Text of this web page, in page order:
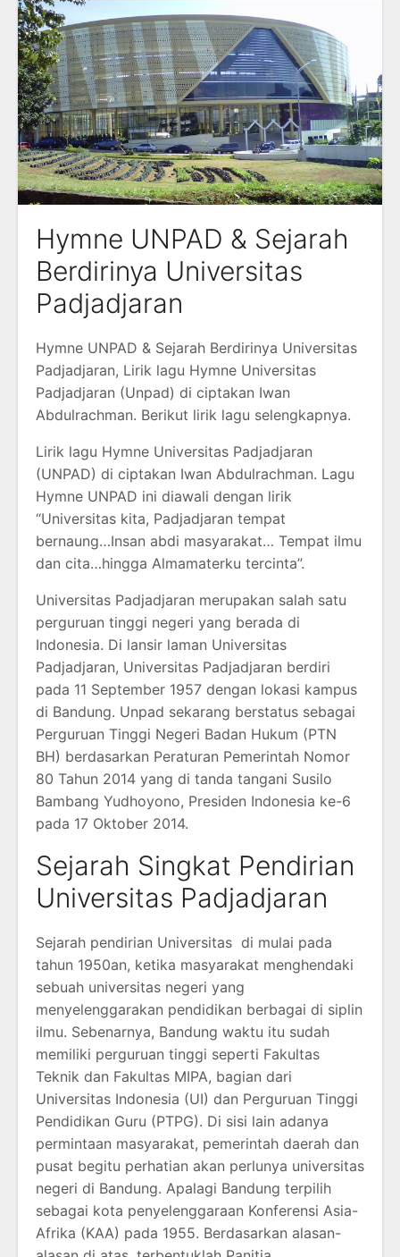
Hymne UNPAD & Sejarah
Berdirinya Universitas
Padjadjaran
Hymne UNPAD & Sejarah Berdirinya Universitas
Padjadjaran, Lirik lagu Hymne Universitas
Padjadjaran (Unpad) di ciptakan Iwan
Abdulrachman. Berikut lirik lagu selengkapnya.
Lirik lagu Hymne Universitas Padjadjaran
(UNPAD) di ciptakan Iwan Abdulrachman. Lagu
Hymne UNPAD ini diawali dengan lirik
“Universitas kita, Padjadjaran tempat
bernaung…Insan abdi masyarakat… Tempat ilmu
dan cita…hingga Almamaterku tercinta”.
Universitas Padjadjaran merupakan salah satu
perguruan tinggi negeri yang berada di
Indonesia. Di lansir laman Universitas
Padjadjaran, Universitas Padjadjaran berdiri
pada 11 September 1957 dengan lokasi kampus
di Bandung. Unpad sekarang berstatus sebagai
Perguruan Tinggi Negeri Badan Hukum (PTN
BH) berdasarkan Peraturan Pemerintah Nomor
80 Tahun 2014 yang di tanda tangani Susilo
Bambang Yudhoyono, Presiden Indonesia ke-6
pada 17 Oktober 2014.
Sejarah Singkat Pendirian
Universitas Padjadjaran
Sejarah pendirian Universitas di mulai pada
tahun 1950an, ketika masyarakat menghendaki
sebuah universitas negeri yang
menyelenggarakan pendidikan berbagai di siplin
ilmu. Sebenarnya, Bandung waktu itu sudah
memiliki perguruan tinggi seperti Fakultas
Teknik dan Fakultas MIPA, bagian dari
Universitas Indonesia (UI) dan Perguruan Tinggi
Pendidikan Guru (PTPG). Di sisi lain adanya
permintaan masyarakat, pemerintah daerah dan
pusat begitu perhatian akan perlunya universitas
negeri di Bandung. Apalagi Bandung terpilih
sebagai kota penyelenggaraan Konferensi Asia-
Afrika (KAA) pada 1955. Berdasarkan alasan-